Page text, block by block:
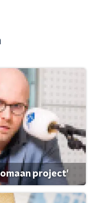
project'